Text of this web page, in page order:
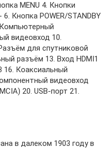
MENU 4. Кнопки
Кнопка POWER/STANDBY
видеовход 10.
для спутниковой
разъём 13. Вход HDMI1
16. Коаксиальный
видеовход
20. USB-порт 21.
в далеком 1903 году в